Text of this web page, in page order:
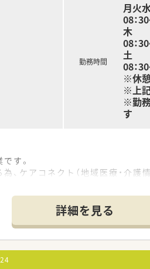
勤務時間
月火
08：
木
08：
土
08：
※休憩
※上
※勤
す
す。
、ケアコネクト（地域医療・介護
活気付けたいという考えです。
視されており、有休取得率100
ライフワークバランスを実現して
詳細を見る